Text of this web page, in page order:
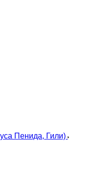
Пенида, Гили)